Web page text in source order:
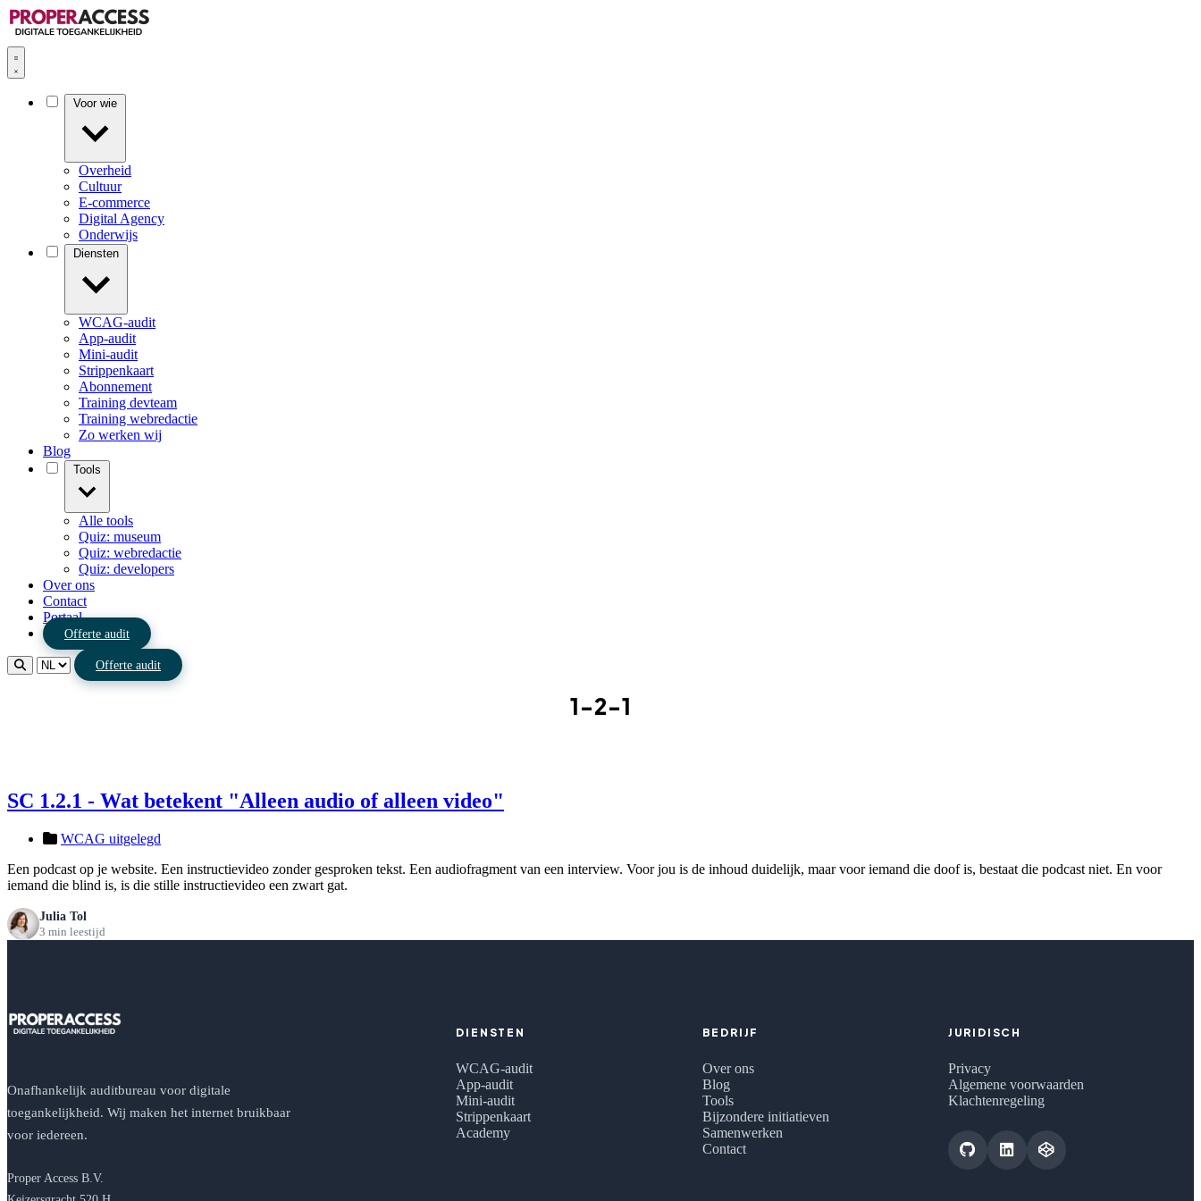
Overheid
Cultuur
E-commerce
Digital Agency
Onderwijs
WCAG-audit
App-audit
Mini-audit
Strippenkaart
Abonnement
Training devteam
Training webredactie
Zo werken wij
Blog
Alle tools
Quiz: museum
Quiz: webredactie
Quiz: developers
Over ons
Contact
Portaal
Offerte audit
Offerte audit
1-2-1
SC 1.2.1 - Wat betekent "Alleen audio of alleen video"
WCAG uitgelegd
Een podcast op je website. Een instructievideo zonder gesproken tekst. Een audiofragment van een interview. Voor jou is de inhoud duidelijk, maar voor iemand die doof is, bestaat die podcast niet. En voor
iemand die blind is, is die stille instructievideo een zwart gat.
Julia Tol
3 min leestijd
Onafhankelijk auditbureau voor digitale
toegankelijkheid. Wij maken het internet bruikbaar
voor iedereen.
Proper Access B.V.
DIENSTEN
WCAG-audit
App-audit
Mini-audit
Strippenkaart
Academy
BEDRIJF
Over ons
Blog
Tools
Bijzondere initiatieven
Samenwerken
Contact
JURIDISCH
Privacy
Algemene voorwaarden
Klachtenregeling